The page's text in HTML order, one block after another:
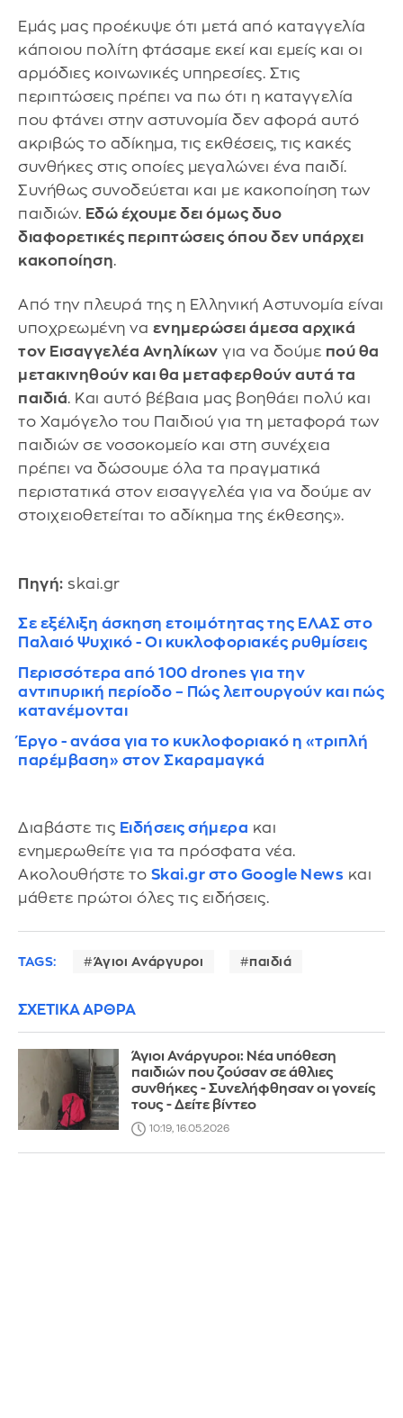
Εμάς μας προέκυψε ότι μετά από καταγγελία
κάποιου πολίτη φτάσαμε εκεί και εμείς και οι
αρμόδιες κοινωνικές υπηρεσίες. Στις
περιπτώσεις πρέπει να πω ότι η καταγγελία
που φτάνει στην αστυνομία δεν αφορά αυτό
ακριβώς το αδίκημα, τις εκθέσεις, τις κακές
συνθήκες στις οποίες μεγαλώνει ένα παιδί.
Συνήθως συνοδεύεται και με κακοποίηση των
παιδιών. Εδώ έχουμε δει όμως δυο
διαφορετικές περιπτώσεις όπου δεν υπάρχει
κακοποίηση.
Από την πλευρά της η Ελληνική Αστυνομία είναι
υποχρεωμένη να ενημερώσει άμεσα αρχικά
τον Εισαγγελέα Ανηλίκων για να δούμε πού θα
μετακινηθούν και θα μεταφερθούν αυτά τα
παιδιά. Και αυτό βέβαια μας βοηθάει πολύ και
το Χαμόγελο του Παιδιού για τη μεταφορά των
παιδιών σε νοσοκομείο και στη συνέχεια
πρέπει να δώσουμε όλα τα πραγματικά
περιστατικά στον εισαγγελέα για να δούμε αν
στοιχειοθετείται το αδίκημα της έκθεσης».
Πηγή: skai.gr
Σε εξέλιξη άσκηση ετοιμότητας της ΕΛΑΣ στο
Παλαιό Ψυχικό - Οι κυκλοφοριακές ρυθμίσεις
Περισσότερα από 100 drones για την
αντιπυρική περίοδο – Πώς λειτουργούν και πώς
κατανέμονται
Έργο - ανάσα για το κυκλοφοριακό η «τριπλή
παρέμβαση» στον Σκαραμαγκά
Διαβάστε τις Ειδήσεις σήμερα και
ενημερωθείτε για τα πρόσφατα νέα.
Ακολουθήστε το Skai.gr στο Google News και
μάθετε πρώτοι όλες τις ειδήσεις.
TAGS: Άγιοι Ανάργυροι παιδιά
ΣΧΕΤΙΚΑ ΑΡΘΡΑ
Άγιοι Ανάργυροι: Νέα υπόθεση
παιδιών που ζούσαν σε άθλιες
συνθήκες - Συνελήφθησαν οι γονείς
τους - Δείτε βίντεο
10:19, 16.05.2026